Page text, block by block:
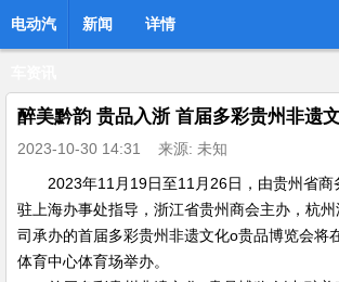
电动汽
网
新闻 详情
醉美黔韵 贵品入浙 首届多彩贵州非遗
2023-10-30 14:31 来源: 未知
2023年11月19日至11月26日，由贵州省商
驻上海办事处指导，浙江省贵州商会主办，杭
司承办的首届多彩贵州非遗文化o贵品博览会将
体育中心体育场举办。